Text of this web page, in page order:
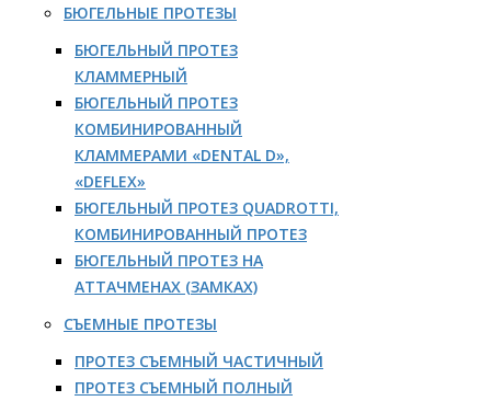
БЮГЕЛЬНЫЕ ПРОТЕЗЫ
БЮГЕЛЬНЫЙ ПРОТЕЗ
КЛАММЕРНЫЙ
БЮГЕЛЬНЫЙ ПРОТЕЗ
КОМБИНИРОВАННЫЙ
КЛАММЕРАМИ «DENTAL D»,
«DEFLEX»
БЮГЕЛЬНЫЙ ПРОТЕЗ QUADROTTI,
КОМБИНИРОВАННЫЙ ПРОТЕЗ
БЮГЕЛЬНЫЙ ПРОТЕЗ НА
АТТАЧМЕНАХ (ЗАМКАХ)
СЪЕМНЫЕ ПРОТЕЗЫ
ПРОТЕЗ СЪЕМНЫЙ ЧАСТИЧНЫЙ
ПРОТЕЗ СЪЕМНЫЙ ПОЛНЫЙ